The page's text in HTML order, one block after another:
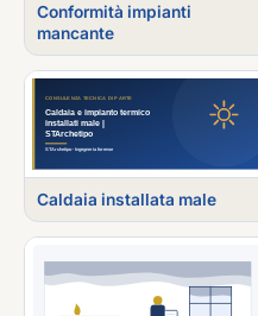
Conformità impianti
mancante
Caldaia installata male